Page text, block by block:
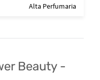
Alta Perfumaria
Beauty -